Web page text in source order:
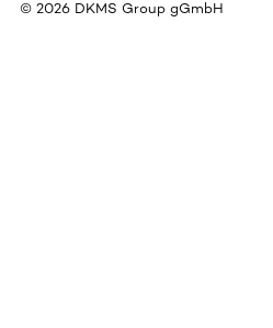
© 2026 DKMS Group gGmbH